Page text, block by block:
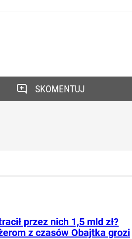
SKOMENTUJ
przez nich 1,5 mld zł?
z czasów Obajtka grozi